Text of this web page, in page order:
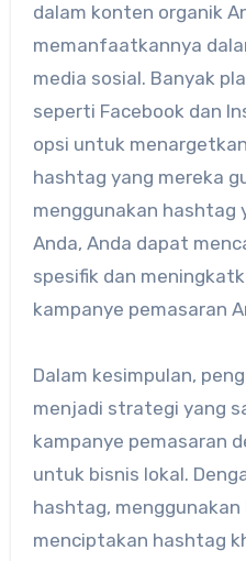
dalam konten organik
memanfaatkannya
media sosial. Banyak
seperti Facebook dan
opsi untuk
hashtag yang mereka
menggunakan hashtag
Anda, Anda dapat
spesifik dan
kampanye pemasaran
Dalam kesimpulan,
menjadi strategi yang
kampanye pemasaran
untuk bisnis lokal.
hashtag,
menciptakan hashtag